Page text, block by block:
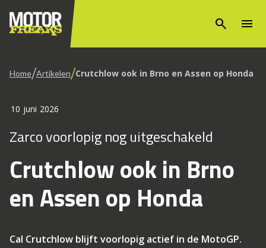
search menu
Home/Artikelen/Crutchlow ook in Brno en Assen op Honda
10 juni 2026
Zarco voorlopig nog uitgeschakeld
Crutchlow ook in Brno
en Assen op Honda
Cal Crutchlow blijft voorlopig actief in de MotoGP.